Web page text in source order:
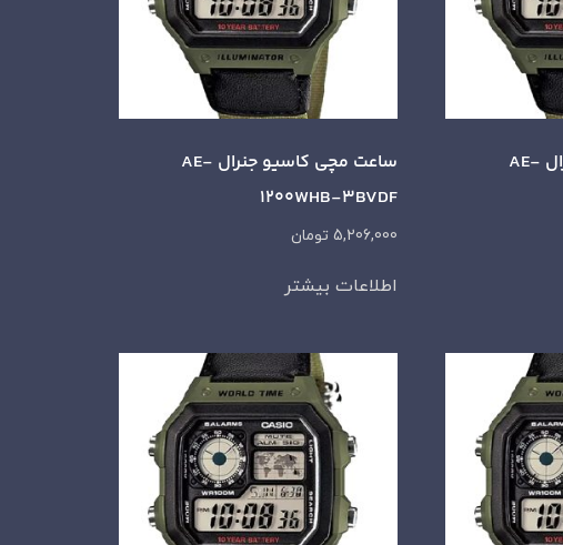
ساعت مچی کاسیو جنرال AE-
ساعت مچی کاسیو جنرال AE-
1200WHB-3BVDF
5,206,000 تومان
اطلاعات بیشتر